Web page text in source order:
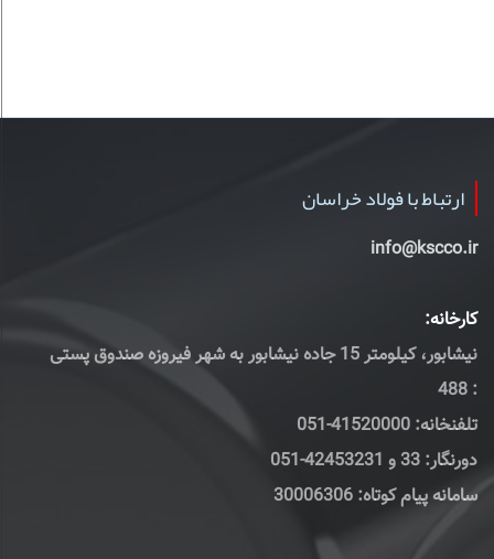
ارتباط با فولاد خراسان
info@kscco.ir
کارخانه:
نیشابور، کیلومتر 15 جاده نیشابور به شهر فیروزه صندوق پستی
: 488
تلفنخانه: 41520000-051
دورنگار: 33 و 42453231-051
سامانه پیام کوتاه: 30006306